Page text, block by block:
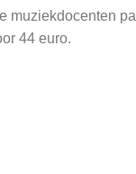
muziekdocenten
44 euro.